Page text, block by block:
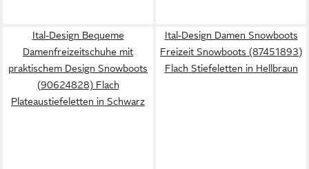
Ital-Design Bequeme
Damenfreizeitschuhe mit
praktischem Design Snowboots
(90624828) Flach
Plateaustiefeletten in Schwarz
Ital-Design Damen Snowboots
Freizeit Snowboots (87451893)
Flach Stiefeletten in Hellbraun